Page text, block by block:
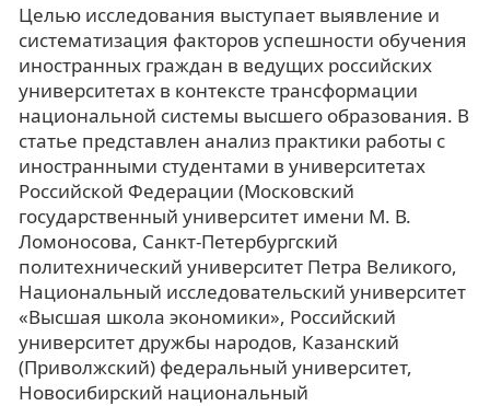
Целью исследования выступает выявление и
систематизация факторов успешности обучения
иностранных граждан в ведущих российских
университетах в контексте трансформации
национальной системы высшего образования. В
статье представлен анализ практики работы с
иностранными студентами в университетах
Российской Федерации (Московский
государственный университет имени М. В.
Ломоносова, Санкт-Петербургский
политехнический университет Петра Великого,
Национальный исследовательский университет
«Высшая школа экономики», Российский
университет дружбы народов, Казанский
(Приволжский) федеральный университет,
Новосибирский национальный